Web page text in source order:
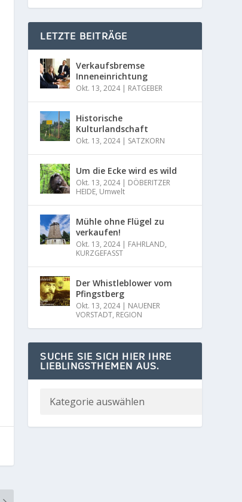
LETZTE BEITRÄGE
Verkaufsbremse
Inneneinrichtung
Okt. 13, 2024| RATGEBER
Historische
Kulturlandschaft
Okt. 13, 2024| SATZKORN
Um die Ecke wird es wild
Okt. 13, 2024| DÖBERITZER
HEIDE, Umwelt
Mühle ohne Flügel zu
verkaufen!
Okt. 13, 2024| FAHRLAND,
KURZGEFASST
Der Whistleblower vom
Pfingstberg
Okt. 13, 2024| NAUENER
VORSTADT, REGION
SUCHE SIE SICH HIER IHRE
LIEBLINGSTHEMEN AUS.